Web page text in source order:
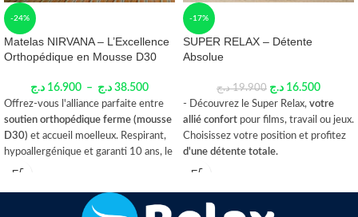
-24%
Matelas NIRVANA – L’Excellence
Orthopédique en Mousse D30
16.900 د.ج – 38.500 د.ج
Offrez-vous l'alliance parfaite entre
soutien orthopédique ferme (mousse
D30) et accueil moelleux. Respirant,
hypoallergénique et garanti 10 ans, le
Matelas NIRVANA
1 à 2 oreillers offerts
-17%
SUPER RELAX – Détente
Absolue
19.900 د.ج 16.500 د.ج
- Découvrez le Super Relax, votre
allié confort pour films, travail ou jeux.
Choisissez votre position et profitez
d'une détente totale.
رفيقك المريح
للأفلام أو العمل أو اللعب. اختر وضعيتك